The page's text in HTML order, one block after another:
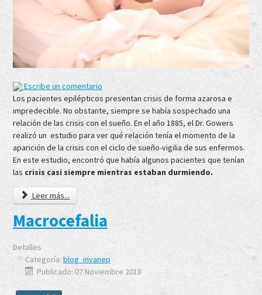
Escribe un comentario
Los pacientes epilépticos presentan crisis de forma azarosa e
impredecible. No obstante, siempre se había sospechado una
relación de las crisis con el sueño. En el año 1885, el Dr. Gowers
realizó un estudio para ver qué relación tenía el momento de la
aparición de la crisis con el ciclo de sueño-vigilia de sus enfermos.
En este estudio, encontró que había algunos pacientes que tenían
las crisis casi siempre mientras estaban durmiendo.
Leer más...
Macrocefalia
Detalles
Categoría: blog_invanep
Publicado: 07 Noviembre 2018